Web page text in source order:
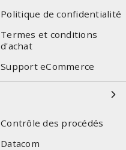
Politique de confidentialité
Termes et conditions
d'achat
Support eCommerce
Contrôle des procédés
Datacom